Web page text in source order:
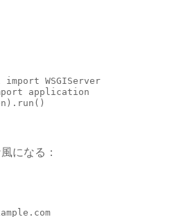
WSGIServer
application
になる：